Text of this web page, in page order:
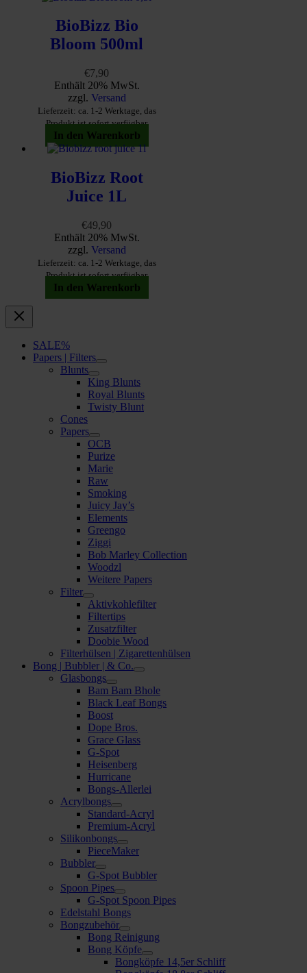
BioBizz Bio
Bloom 500ml
€7,90
Enthält 20% MwSt.
zzgl. Versand
Lieferzeit: ca. 1-2 Werktage, das
Produkt ist sofort verfügbar
In den Warenkorb
BioBizz Root
Juice 1L
€49,90
Enthält 20% MwSt.
zzgl. Versand
Lieferzeit: ca. 1-2 Werktage, das
Produkt ist sofort verfügbar
In den Warenkorb
SALE%
Papers | Filters
Blunts
King Blunts
Royal Blunts
Twisty Blunt
Cones
Papers
OCB
Purize
Marie
Raw
Smoking
Juicy Jay’s
Elements
Greengo
Ziggi
Bob Marley Collection
Woodzl
Weitere Papers
Filter
Aktivkohlefilter
Filtertips
Zusatzfilter
Doobie Wood
Filterhülsen | Zigarettenhülsen
Bong | Bubbler | & Co.
Glasbongs
Bam Bam Bhole
Black Leaf Bongs
Boost
Dope Bros.
Grace Glass
G-Spot
Heisenberg
Hurricane
Bongs-Allerlei
Acrylbongs
Standard-Acryl
Premium-Acryl
Silikonbongs
PieceMaker
Bubbler
G-Spot Bubbler
Spoon Pipes
G-Spot Spoon Pipes
Edelstahl Bongs
Bongzubehör
Bong Reinigung
Bong Köpfe
Bongköpfe 14,5er Schliff